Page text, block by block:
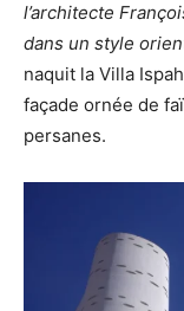
l’architecte
dans un style
naquit la Villa
façade ornée de
persanes.